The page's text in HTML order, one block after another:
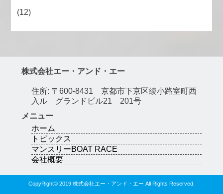
(12)
株式会社エー・アンド・エー
住所: 〒600-8431 京都市下京区綾小路室町西
入ル グランドビル21 201号
メニュー
ホーム
トピックス
マンスリーBOAT RACE
会社概要
CopyRight© 2019 株式会社エー・アンド・エー All Rights Reserved.